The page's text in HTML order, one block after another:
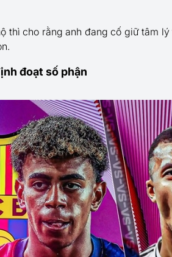
thì cho rằng anh đang cố giữ tâm
đoạt số phận